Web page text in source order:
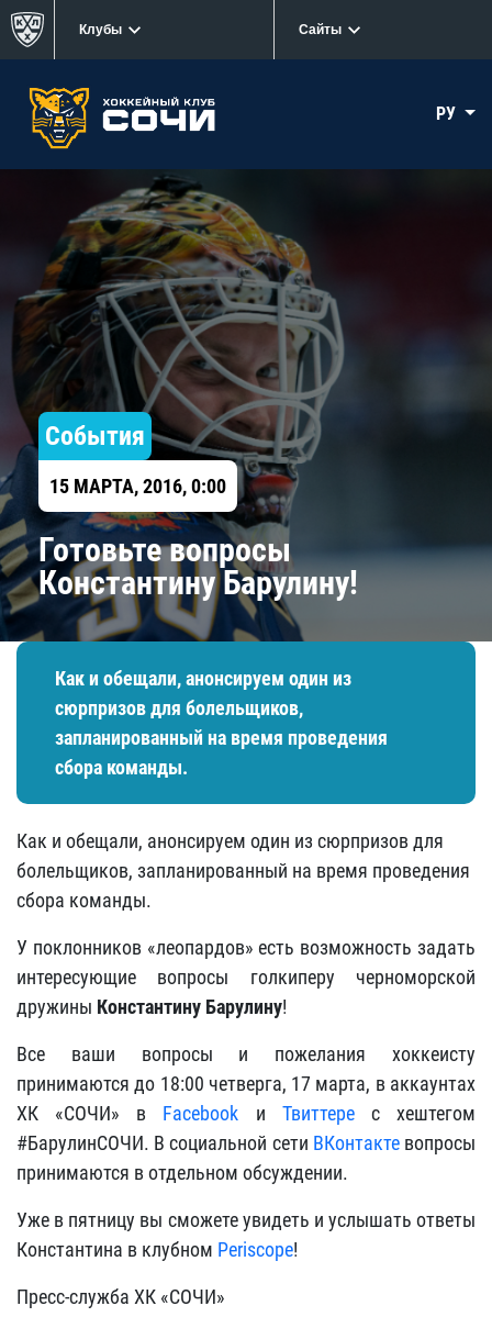
Клубы Сайты
РУ
События
15 МАРТА, 2016, 0:00
Готовьте вопросы
Константину Барулину!
Как и обещали, анонсируем один из
сюрпризов для болельщиков,
запланированный на время проведения
сбора команды.
Как и обещали, анонсируем один из сюрпризов для
болельщиков, запланированный на время проведения
сбора команды.
У поклонников «леопардов» есть возможность задать
интересующие вопросы голкиперу черноморской
дружины Константину Барулину!
Все ваши вопросы и пожелания хоккеисту
принимаются до 18:00 четверга, 17 марта, в аккаунтах
ХК «СОЧИ» в Facebook и Твиттерес хештегом
#БарулинСОЧИ. В социальной сети ВКонтактевопросы
принимаются в отдельном обсуждении.
Уже в пятницу вы сможете увидеть и услышать ответы
Константина в клубном Periscope!
Пресс-служба ХК «СОЧИ»